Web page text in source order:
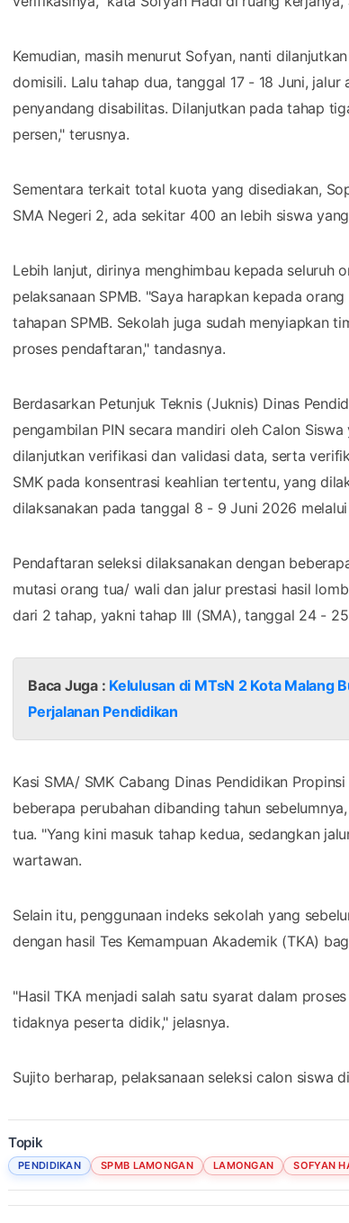
Kemudian, masih menurut Sofyan, nanti
domisili. Lalu tahap dua, tanggal 17 - 18 Juni,
penyandang disabilitas. Dilanjutkan pada tahap
persen," terusnya.
Sementara terkait total kuota yang disediakan,
SMA Negeri 2, ada sekitar 400 an lebih siswa
Lebih lanjut, dirinya menghimbau kepada seluruh
pelaksanaan SPMB. "Saya harapkan kepada
tahapan SPMB. Sekolah juga sudah menyiapkan
proses pendaftaran," tandasnya.
Berdasarkan Petunjuk Teknis (Juknis) Dinas
pengambilan PIN secara mandiri oleh Calon
dilanjutkan verifikasi dan validasi data, serta
SMK pada konsentrasi keahlian tertentu, yang
dilaksanakan pada tanggal 8 - 9 Juni 2026
Pendaftaran seleksi dilaksanakan dengan
mutasi orang tua/ wali dan jalur prestasi hasil
dari 2 tahap, yakni tahap III (SMA), tanggal 24 -
Baca Juga : Kelulusan di MTsN 2 Kota Malang
Perjalanan Pendidikan
Kasi SMA/ SMK Cabang Dinas Pendidikan
beberapa perubahan dibanding tahun
tua. "Yang kini masuk tahap kedua, sedangkan
wartawan.
Selain itu, penggunaan indeks sekolah yang
dengan hasil Tes Kemampuan Akademik (TKA)
"Hasil TKA menjadi salah satu syarat dalam
tidaknya peserta didik," jelasnya.
Sujito berharap, pelaksanaan seleksi calon siswa
Topik
PENDIDIKAN SPMB LAMONGAN LAMONGAN SOFYAN